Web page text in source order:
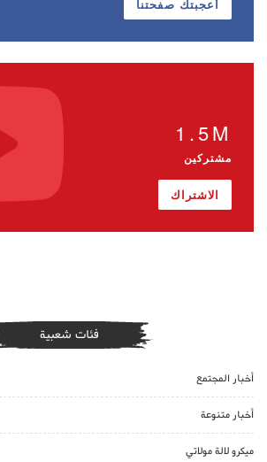
أعجبتك صفحتنا
1.5M
مشتركين
الاشتراك
فئات شعبية
أخبار المجتمع
أخبار متنوعة
ميكرو لالة مولاتي